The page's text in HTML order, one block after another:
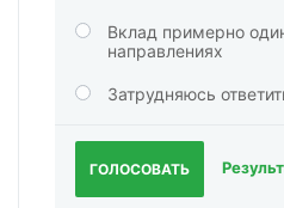
Вклад примерно
направлениях
Затрудняюсь
ГОЛОСОВАТЬ